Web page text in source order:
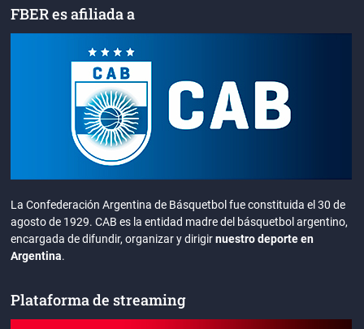
FBER es afiliada a
La Confederación Argentina de Básquetbol fue constituida el 30 de
agosto de 1929. CAB es la entidad madre del básquetbol argentino,
encargada de difundir, organizar y dirigirnuestro deporte en
Argentina.
Plataforma de streaming